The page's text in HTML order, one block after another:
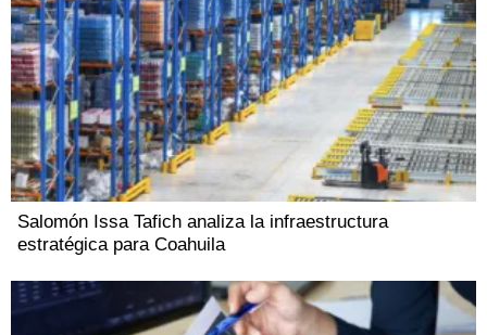
Salomón Issa Tafich analiza la infraestructura
estratégica para Coahuila